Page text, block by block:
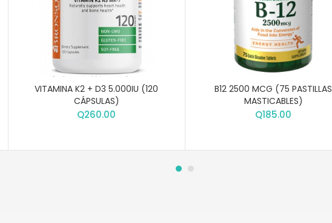
VITAMINA K2 + D3 5.000IU (120
CÁPSULAS)
Q260.00
B12 2500 MCG (75 PASTILLAS
MASTICABLES)
Q185.00